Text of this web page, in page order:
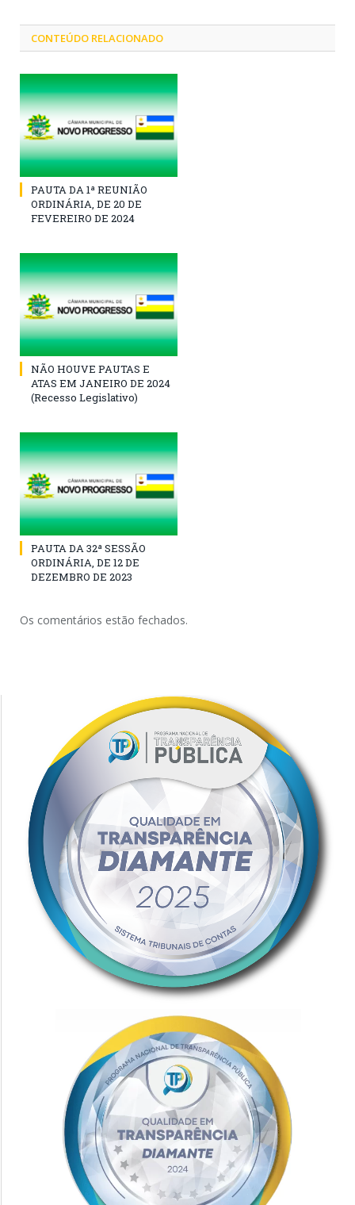
CONTEÚDO RELACIONADO
PAUTA DA 1ª REUNIÃO
ORDINÁRIA, DE 20 DE
FEVEREIRO DE 2024
NÃO HOUVE PAUTAS E
ATAS EM JANEIRO DE 2024
(Recesso Legislativo)
PAUTA DA 32ª SESSÃO
ORDINÁRIA, DE 12 DE
DEZEMBRO DE 2023
Os comentários estão fechados.